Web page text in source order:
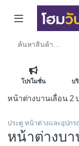
Skip to navigation
Skip to content
โปรโมชั่น บ
หน้าต่างบานเลื่อน 2
ประตู หน้าต่างและอุปก
หน้าต่างบา